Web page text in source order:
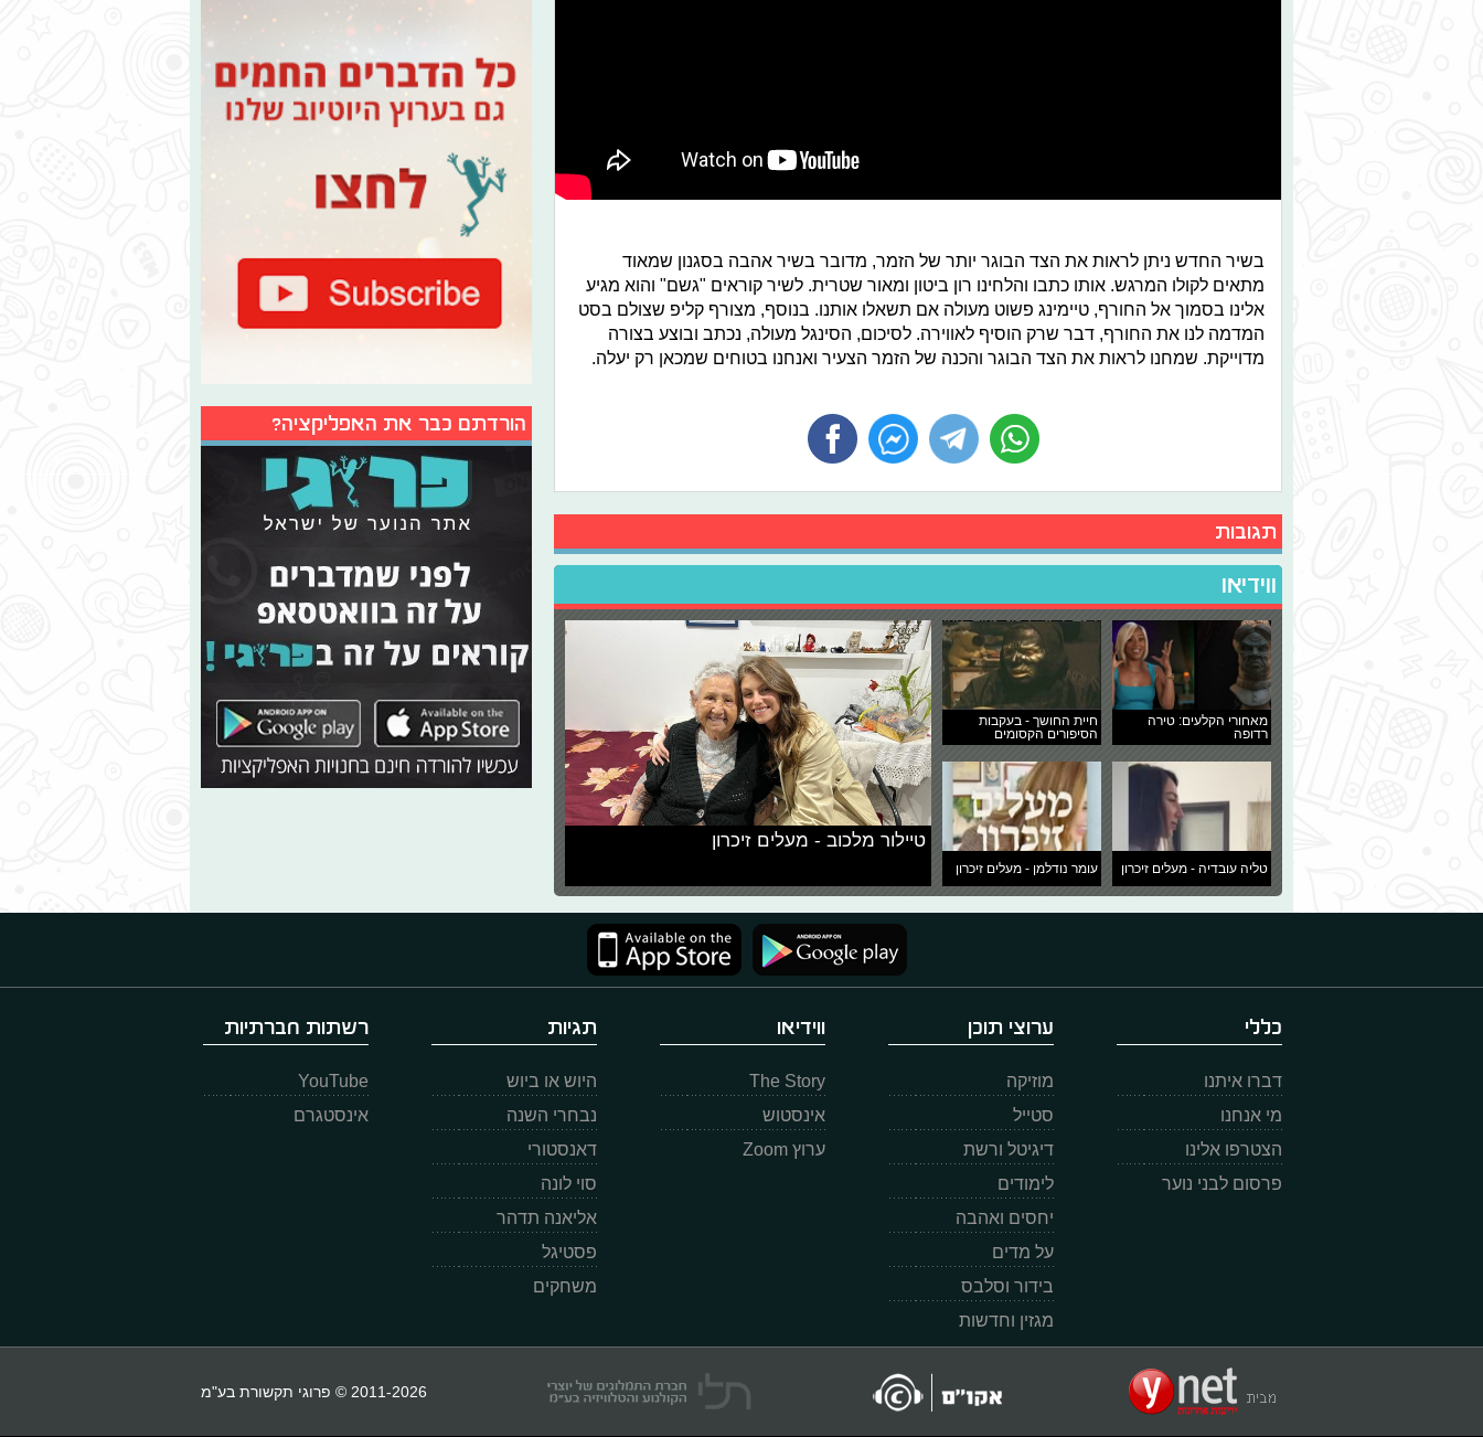
בשיר החדש ניתן לראות את הצד הבוגר יותר של הזמר, מדובר בשיר אהבה בסגנון שמאוד
מתאים לקולו המרגש. אותו כתבו והלחינו רון ביטון ומאור שטרית. לשיר קוראים "גשם" והוא מגיע
אלינו בסמוך אל החורף, טיימינג פשוט מעולה אם תשאלו אותנו. בנוסף, מצורף קליפ שצולם בסט
המדמה לנו את החורף, דבר שרק הוסיף לאווירה. לסיכום, הסינגל מעולה, נכתב ובוצע בצורה
מדוייקת. שמחנו לראות את הצד הבוגר והכנה של הזמר הצעיר ואנחנו בטוחים שמכאן רק יעלה.
תגובות
ווידיאו
מאחורי הקלעים: טירה
רדופה
חיית החושך - בעקבות
הסיפורים הקסומים
טליה עובדיה - מעלים זיכרון עומר נודלמן - מעלים זיכרון
טיילור מלכוב - מעלים זיכרון
הורדתם כבר את האפליקציה?
כללי
דברו איתנו
מי אנחנו
הצטרפו אלינו
פרסום לבני נוער
ערוצי תוכן
מוזיקה
סטייל
דיגיטל ורשת
לימודים
יחסים ואהבה
על מדים
בידור וסלבס
מגזין וחדשות
ווידיאו
The Story
אינסטוש
ערוץ Zoom
תגיות
היוש או ביוש
נבחרי השנה
דאנסטורי
סוי לונה
אליאנה תדהר
פסטיגל
משחקים
רשתות חברתיות
YouTube
אינסטגרם
2011-2026 © פרוגי תקשורת בע"מ